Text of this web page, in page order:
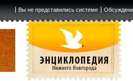
Вы не представились системе